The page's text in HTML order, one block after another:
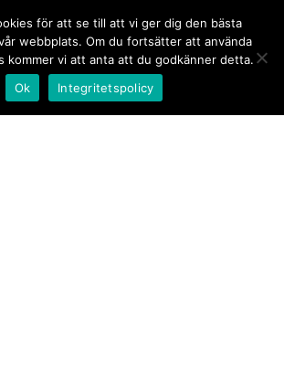
för att se till att vi ger dig den bästa
webbplats. Om du fortsätter att använda
kommer vi att anta att du godkänner detta.
Ok
Integritetspolicy